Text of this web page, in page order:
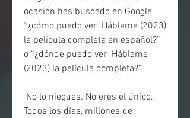
ocasión has buscado en Google
“¿cómo puedo ver  Háblame (2023)
la película completa en español?”
o “¿dónde puedo ver  Háblame
(2023) la película completa?”
Todos los días, millones de